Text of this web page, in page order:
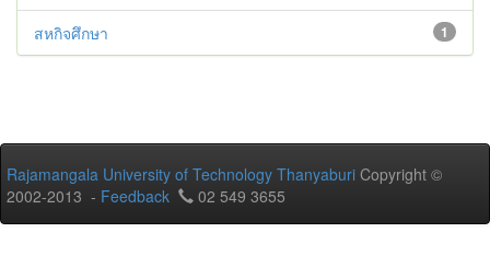
1
สหกิจศึกษา
Rajamangala University of Technology Thanyaburi Copyright ©
2002-2013 - Feedback 02 549 3655